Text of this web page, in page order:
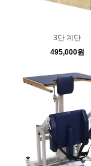
3단 계단
495,000원